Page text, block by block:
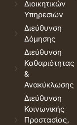
Διοικητικών
Υπηρεσιών
Διεύθυνση
Δόμησης
Διεύθυνση
Καθαριότητας
&
Ανακύκλωσης
Διεύθυνση
Κοινωνικής
Προστασίας,